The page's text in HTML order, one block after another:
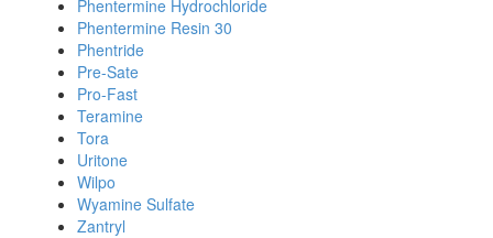
Phentermine Hydrochloride
Phentermine Resin 30
Phentride
Pre-Sate
Pro-Fast
Teramine
Tora
Uritone
Wilpo
Wyamine Sulfate
Zantryl